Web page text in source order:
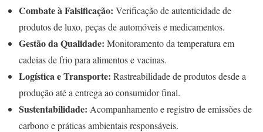
Combate à Falsificação: Verificação de autenticidade de
produtos de luxo, peças de automóveis e medicamentos.
Gestão da Qualidade: Monitoramento da temperatura em
cadeias de frio para alimentos e vacinas.
Logística e Transporte: Rastreabilidade de produtos desde a
produção até a entrega ao consumidor final.
Sustentabilidade: Acompanhamento e registro de emissões de
carbono e práticas ambientais responsáveis.